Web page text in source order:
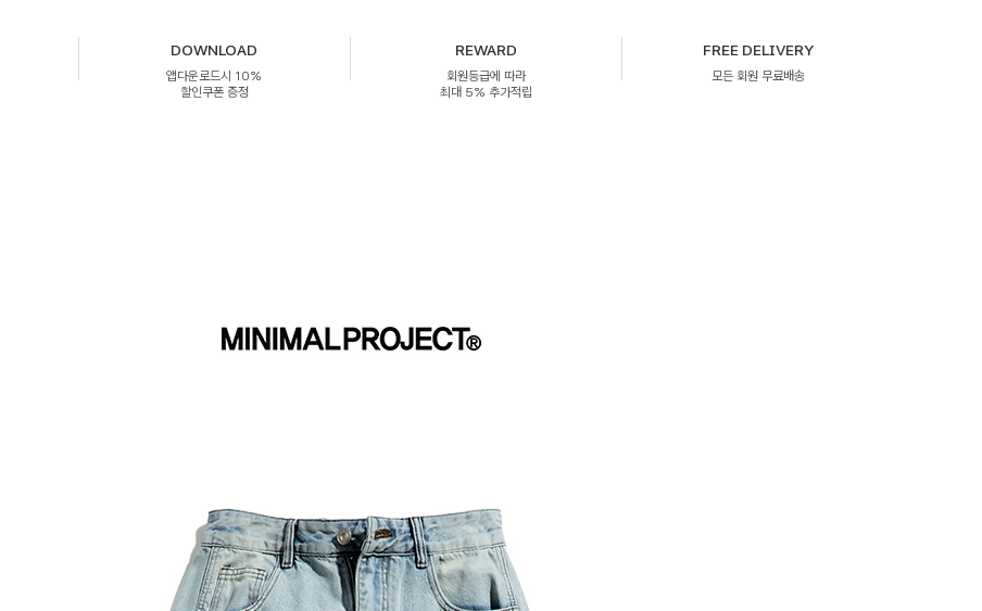
DOWNLOAD
앱다운로드시 10%
할인쿠폰 증정
REWARD
회원등급에 따라
최대 5% 추가적립
FREE DELIVERY
모든 회원 무료배송